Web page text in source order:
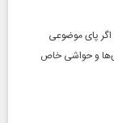
پای موضوعی
و حواشی خاص